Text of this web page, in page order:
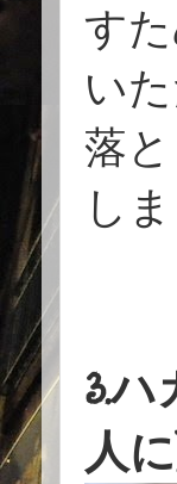
す
い
落
し
3.
人